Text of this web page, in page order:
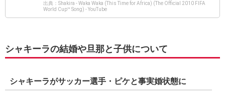
出典：Shakira - Waka Waka (This Time for Africa) (The Official 2010 FIFA
World Cup™ Song) - YouTube
シャキーラの結婚や旦那と子供について
シャキーラがサッカー選手・ピケと事実婚状態に